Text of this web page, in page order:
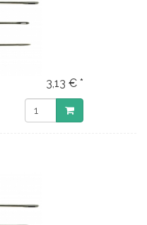
3,13 € *